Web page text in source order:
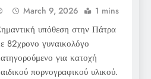
March 9, 2026 1 mins
υπόθεση στην Πάτρα
82χρονο γυναικολόγο
για κατοχή
πορνογραφικού υλικού.